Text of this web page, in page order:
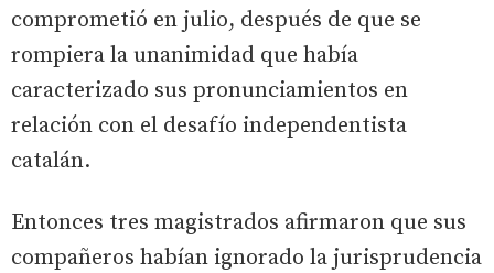
comprometió en julio, después de que se
rompiera la unanimidad que había
caracterizado sus pronunciamientos en
relación con el desafío independentista
catalán.
Entonces tres magistrados afirmaron que sus
compañeros habían ignorado la jurisprudencia